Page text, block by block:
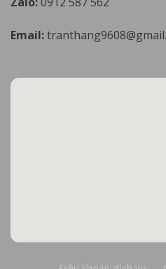
Email: